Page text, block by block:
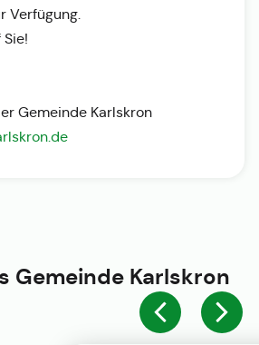
Verfügung.
Gemeinde Karlskron
Gemeinde Karlskron